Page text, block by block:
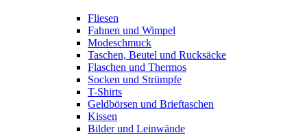
Fliesen
Fahnen und Wimpel
Modeschmuck
Taschen, Beutel und Rucksäcke
Flaschen und Thermos
Socken und Strümpfe
T-Shirts
Geldbörsen und Brieftaschen
Kissen
Bilder und Leinwände